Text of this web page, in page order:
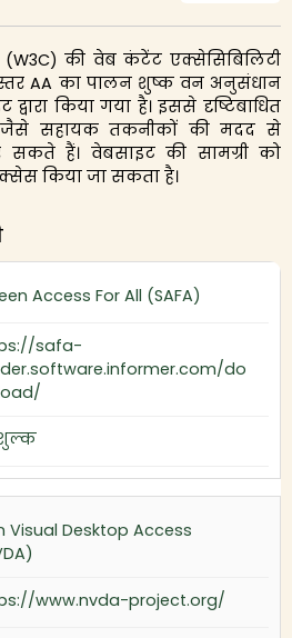
(W3C) की वेब कंटेंट एक्सेसिबिलिटी
AA का पालन शुष्क वन अनुसंधान
किया गया है। इससे दृष्टिबाधित
जैसे सहायक तकनीकों की मदद से
हैं। वेबसाइट की सामग्री को
एक्सेस किया जा सकता है।
Access For All (SAFA)
safa-
do
Visual Desktop Access
www.nvda-project.org/